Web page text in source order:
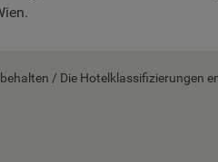
/ Die Hotelklassifizierungen